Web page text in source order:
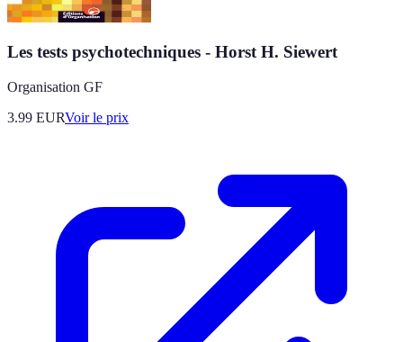
Les tests psychotechniques - Horst H. Siewert
Organisation GF
3.99 EURVoir le prix